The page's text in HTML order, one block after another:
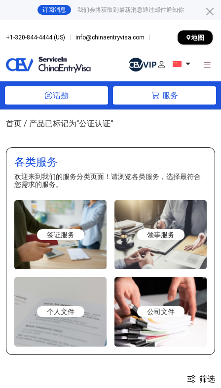
订阅消息 我们会将获取到最新消息通过邮件通知你
+1-320-844-4444 (US) info@chinaentryvisa.com 地图
话题 服务
首页 / 产品已标记为“公证认证”
各类服务
欢迎来到我们的服务分类页面！请浏览各类服务，选择最符合
您需求的服务。
签证服务 领事服务
个人文件 公司文件
筛选